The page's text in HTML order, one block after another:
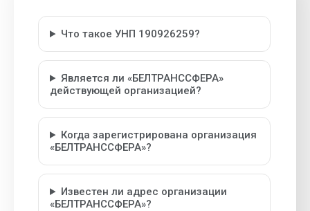
Что такое УНП 190926259?
Является ли «БЕЛТРАНССФЕРА»
действующей организацией?
Когда зарегистрирована организация
«БЕЛТРАНССФЕРА»?
Известен ли адрес организации
«БЕЛТРАНССФЕРА»?